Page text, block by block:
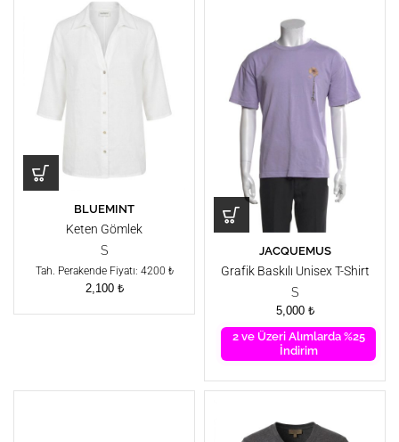
BLUEMINT
Keten Gömlek
S
Tah. Perakende Fiyatı: 4200 ₺
2,100 ₺
JACQUEMUS
Grafik Baskılı Unisex T-Shirt
S
5,000 ₺
2 ve Üzeri Alımlarda %25
İndirim